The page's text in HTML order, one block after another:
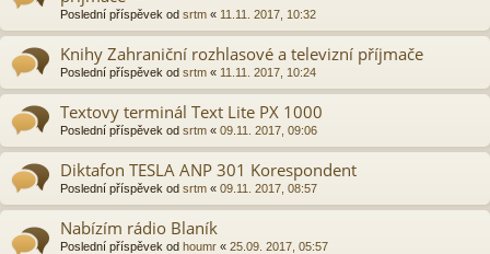
Poslední příspěvek od srtm « 11.11. 2017, 10:32
Knihy Zahraniční rozhlasové a televizní příjmače
Poslední příspěvek od srtm « 11.11. 2017, 10:24
Textovy terminál Text Lite PX 1000
Poslední příspěvek od srtm « 09.11. 2017, 09:06
Diktafon TESLA ANP 301 Korespondent
Poslední příspěvek od srtm « 09.11. 2017, 08:57
Nabízím rádio Blaník
Poslední příspěvek od houmr « 25.09. 2017, 05:57